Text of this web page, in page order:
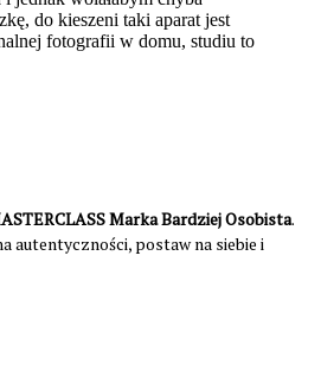
Marka Bardziej Osobista.
autentyczności, postaw na siebie i